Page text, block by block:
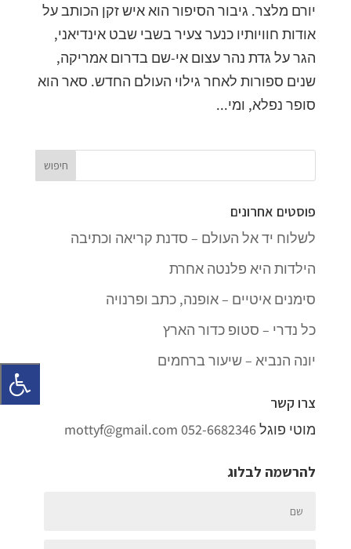
יורם מלצר. גיבור הסיפור הוא איש זקן הכותב על
אודות חוויותיו כנער צעיר בשבי שבט אינדיאני,
הגר על גדת נהר עצום אי-שם בדרום אמריקה,
שנים ספורות לאחר גילוי העולם החדש. סאר הוא
סופר נפלא, ומי...
פוסטים אחרונים
לשלוח יד אל העולם – סדנת קריאה וכתיבה
הילדות היא פלנטה אחרת
סימנים איטיים – אופנה, כתב ופרנויה
כל נדרי – סטופ כדור הארץ
יונה הנביא – שיעור ברחמים
צרו קשר
מוטי פוגל052-6682346
mottyf@gmail.com
להרשמה לבלוג